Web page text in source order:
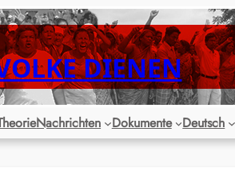
DIENEN
Nachrichten Dokumente Deutsch